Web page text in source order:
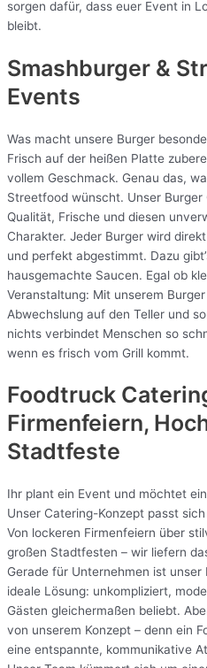
sorgen dafür, dass euer Event in
bleibt.
Smashburger &
Events
Was macht unsere Burger
Frisch auf der heißen Platte
vollem Geschmack. Genau das,
Streetfood wünscht. Unser
Qualität, Frische und diesen
Charakter. Jeder Burger wird
und perfekt abgestimmt. Dazu
hausgemachte Saucen. Egal ob
Veranstaltung: Mit unserem
Abwechslung auf den Teller und
nichts verbindet Menschen so
wenn es frisch vom Grill kommt.
Foodtruck
Firmenfeiern,
Stadtfeste
Ihr plant ein Event und möchtet
Unser Catering-Konzept passt
Von lockeren Firmenfeiern über
großen Stadtfesten – wir liefern
Gerade für Unternehmen ist
ideale Lösung: unkompliziert,
Gästen gleichermaßen beliebt.
von unserem Konzept – denn ein
eine entspannte, kommunikative